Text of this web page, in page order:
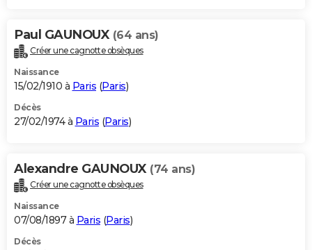
Paul GAUNOUX (64 ans)
Créer une cagnotte obsèques
Naissance
15/02/1910 à Paris (Paris)
Décès
27/02/1974 à Paris (Paris)
Alexandre GAUNOUX (74 ans)
Créer une cagnotte obsèques
Naissance
07/08/1897 à Paris (Paris)
Décès